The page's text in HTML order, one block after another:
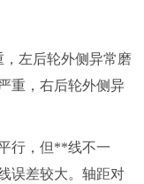
左后轮外侧异常磨
重，右后轮外侧异
行，但**线不一
误差较大。轴距对